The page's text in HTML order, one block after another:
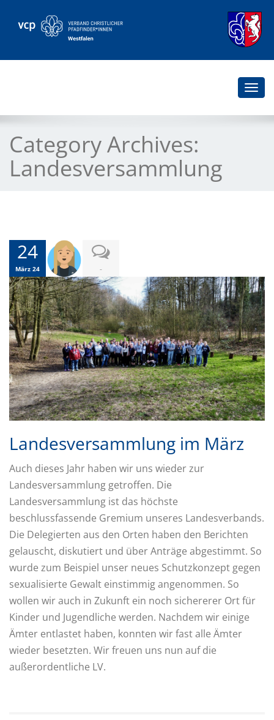
Category Archives:
Landesversammlung
24
März 24 -
Landesversammlung im März
Auch dieses Jahr haben wir uns wieder zur
Landesversammlung getroffen. Die
Landesversammlung ist das höchste
beschlussfassende Gremium unseres Landesverbands.
Die Delegierten aus den Orten haben den Berichten
gelauscht, diskutiert und über Anträge abgestimmt. So
wurde zum Beispiel unser neues Schutzkonzept gegen
sexualisierte Gewalt einstimmig angenommen. So
wollen wir auch in Zukunft ein noch sichererer Ort für
Kinder und Jugendliche werden. Nachdem wir einige
Ämter entlastet haben, konnten wir fast alle Ämter
wieder besetzten. Wir freuen uns nun auf die
außerordentliche LV.